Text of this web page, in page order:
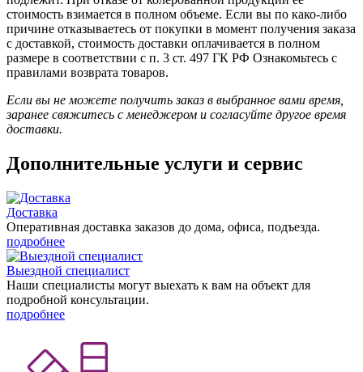
стоимость взимается в полном объеме. Если вы по како-либо
причине отказываетесь от покупки в момент получения заказа
с доставкой, стоимость доставки оплачивается в полном
размере в соответствии с п. 3 ст. 497 ГК РФ Ознакомьтесь с
правилами возврата товаров.
Если вы не можете получить заказ в выбранное вами время,
заранее свяжитесь с менеджером и согласуйте другое время
доставки.
Дополнительные услуги и сервис
Доставка
Оперативная доставка заказов до дома, офиса, подъезда.
подробнее
Выездной специалист
Наши специалисты могут выехать к вам на объект для
подробной консультации.
подробнее